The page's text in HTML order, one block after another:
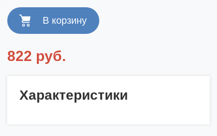
822 руб.
Характеристики